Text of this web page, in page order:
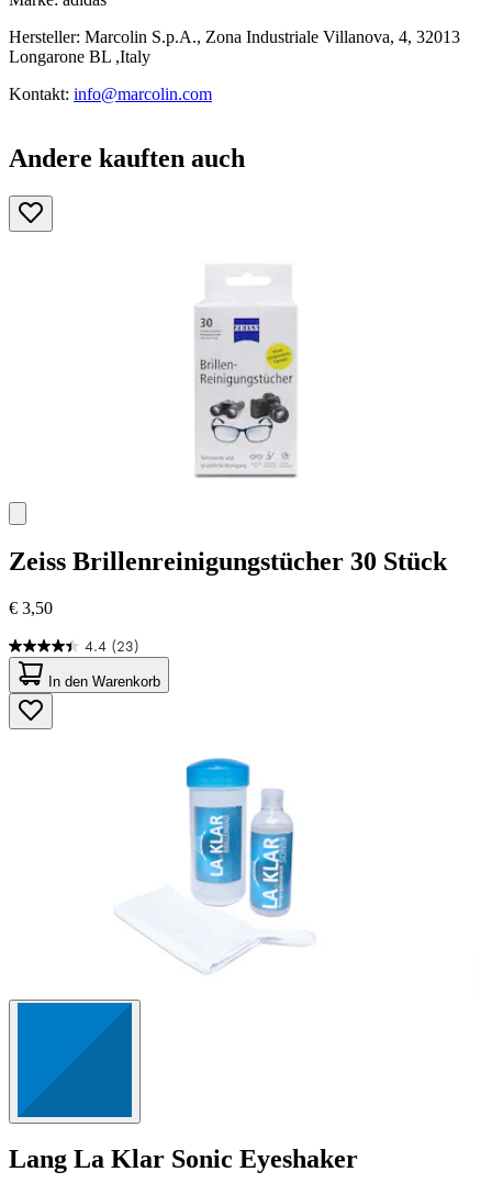
Hersteller: Marcolin S.p.A., Zona Industriale Villanova, 4, 32013
Longarone BL ,Italy
Kontakt: info@marcolin.com
Andere kauften auch
Zeiss Brillenreinigungstücher 30 Stück
€ 3,50
4.4 (23)
4.4
von
5
Sternen.
23
In den Warenkorb
Lang La Klar Sonic Eyeshaker